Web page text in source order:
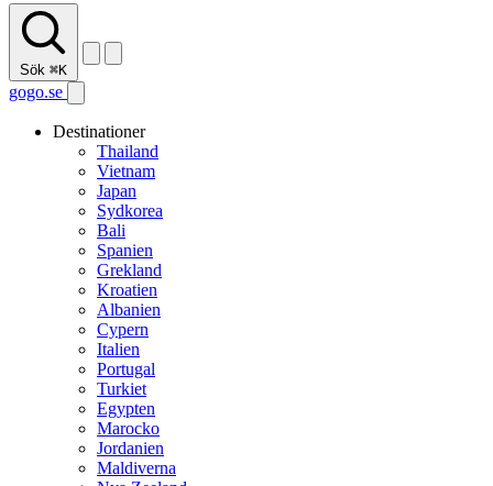
Sök ⌘K
gogo.se
Destinationer
Thailand
Vietnam
Japan
Sydkorea
Bali
Spanien
Grekland
Kroatien
Albanien
Cypern
Italien
Portugal
Turkiet
Egypten
Marocko
Jordanien
Maldiverna